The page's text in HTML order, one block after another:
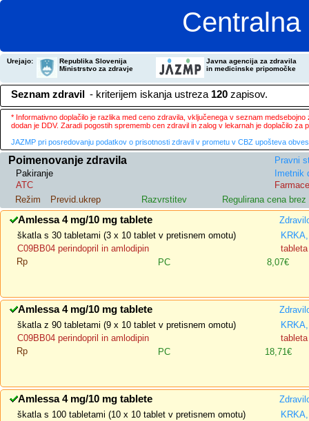
Urejajo:
Republika Slovenija
Ministrstvo za zdravje
Javna agencija za zdravila
in medicinske pripomočke
Seznam zdravil - kriterijem iskanja ustreza 120 zapisov.
* Informativno doplačilo je razlika med ceno zdravila, vključenega v seznam
dodan je DDV. Zaradi pogostih sprememb cen zdravil in zalog v lekarnah je doplačilo
JAZMP pri posredovanju podatkov o prisotnosti zdravil v prometu v CBZ upošteva
Poimenovanje zdravila
Pravni
Pakiranje
Imetnik
ATC
Režim
Previd.ukrep Razvrstitev Regulirana cena brez
Amlessa 4 mg/10 mg tablete
škatla s 30 tabletami (3 x 10 tablet v pretisnem omotu)
C09BB04 perindopril in amlodipin
tableta
Rp
PC 8,07€
Amlessa 4 mg/10 mg tablete
škatla z 90 tabletami (9 x 10 tablet v pretisnem omotu)
C09BB04 perindopril in amlodipin
tableta
Rp
PC 18,71€
Amlessa 4 mg/10 mg tablete
škatla s 100 tabletami (10 x 10 tablet v pretisnem omotu)